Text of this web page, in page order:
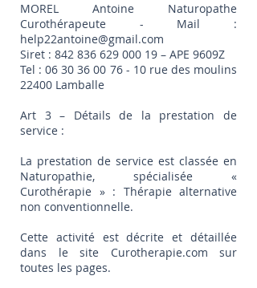
MOREL Antoine Naturopathe
Curothérapeute - Mail :
help22antoine@gmail.com
Siret : 842 836 629 000 19 – APE 9609Z
Tel :06 30 36 00 76 - 10rue des moulins
22400 Lamballe
​Art 3 – Détails de la prestation de
service :
La prestation de service est classée en
Naturopathie, spécialisée «
Curothérapie » : Thérapie alternative
non conventionnelle.
Cette activité est décrite et détaillée
dans le site Curotherapie.com sur
toutes les pages.